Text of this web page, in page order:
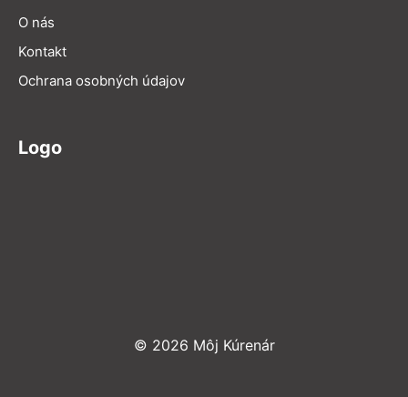
O nás
Kontakt
Ochrana osobných údajov
Logo
© 2026 Môj Kúrenár